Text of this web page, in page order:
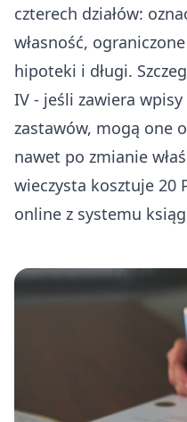
czterech działów:
własność,
hipoteki i długi.
IV - jeśli zawiera
zastawów, mogą one
nawet po zmianie
wieczysta kosztuje 20
online z systemu